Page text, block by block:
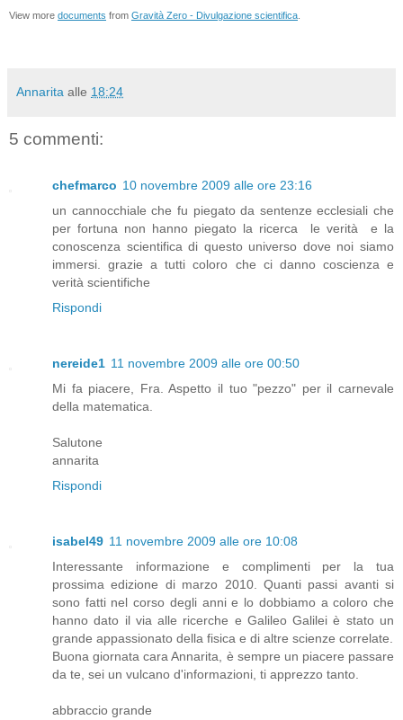
View more documents from Gravità Zero - Divulgazione scientifica
Annarita alle 18:24
5 commenti:
chefmarco 10 novembre 2009 alle ore 23:16
un cannocchiale che fu piegato da sentenze ecclesiali che
per fortuna non hanno piegato la ricerca le verità e la
conoscenza scientifica di questo universo dove noi siamo
immersi. grazie a tutti coloro che ci danno coscienza e
verità scientifiche
Rispondi
nereide1 11 novembre 2009 alle ore 00:50
Mi fa piacere, Fra. Aspetto il tuo "pezzo" per il carnevale
della matematica.
Salutone
annarita
Rispondi
isabel49 11 novembre 2009 alle ore 10:08
Interessante informazione e complimenti per la tua
prossima edizione di marzo 2010. Quanti passi avanti si
sono fatti nel corso degli anni e lo dobbiamo a coloro che
hanno dato il via alle ricerche e Galileo Galilei è stato un
grande appassionato della fisica e di altre scienze correlate.
Buona giornata cara Annarita, è sempre un piacere passare
da te, sei un vulcano d'informazioni, ti apprezzo tanto.
abbraccio grande